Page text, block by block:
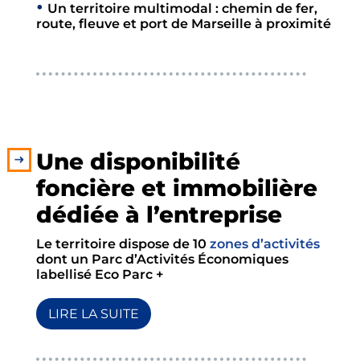
Un territoire multimodal : chemin de fer,
route, fleuve et port de Marseille à proximité
Une disponibilité
foncière et immobilière
dédiée à l’entreprise
Le territoire dispose de 10 zones d’activités
dont un Parc d’Activités Économiques
labellisé Eco Parc +
LIRE LA SUITE